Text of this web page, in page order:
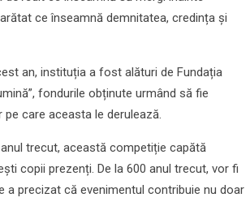
ce înseamnă demnitatea, credința și
an, instituția a fost alături de Fundația
fondurile obținute urmând să fie
care aceasta le derulează.
trecut, această competiție capătă
copii prezenți. De la 600 anul trecut, vor fi
a precizat că evenimentul contribuie nu doar